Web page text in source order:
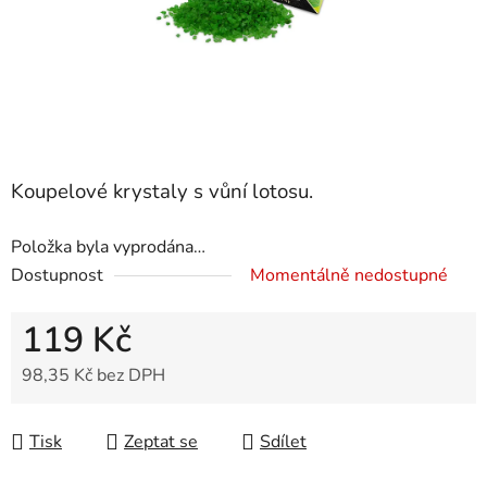
Koupelové krystaly s vůní lotosu.
Položka byla vyprodána…
Dostupnost
Momentálně nedostupné
119 Kč
98,35 Kč bez DPH
Tisk
Zeptat se Sdílet